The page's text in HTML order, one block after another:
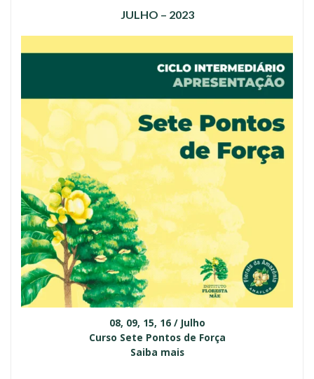
JULHO – 2023
08, 09, 15, 16 / Julho
Curso Sete Pontos de Força
Saiba mais